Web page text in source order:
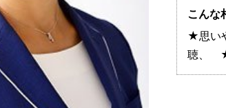
こんな
★思い
聴、